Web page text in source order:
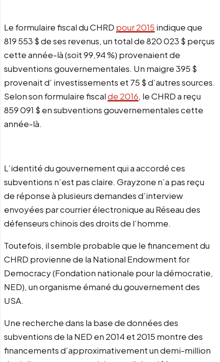
Le formulaire fiscal du CHRD pour 2015 indique que
819 553 $ de ses revenus, un total de 820 023 $ perçus
cette année-là (soit 99,94 %) provenaient de
subventions gouvernementales. Un maigre 395 $
provenait d’ investissements et 75 $ d’autres sources.
Selon son formulaire fiscalde 2016, le CHRD a reçu
859 091 $ en subventions gouvernementales cette
année-là.
L’identité du gouvernement qui a accordé ces
subventions n’est pas claire. Grayzone n’a pas reçu
de réponse à plusieurs demandes d’interview
envoyées par courrier électronique au Réseau des
défenseurs chinois des droits de l’homme.
Toutefois, il semble probable que le financement du
CHRD provienne de la National Endowment for
Democracy (Fondation nationale pour la démocratie,
NED), un organisme émané du gouvernement des
USA.
Une recherche dans la base de données des
subventions de la NED en 2014 et 2015 montre des
financements d’approximativement un demi-million